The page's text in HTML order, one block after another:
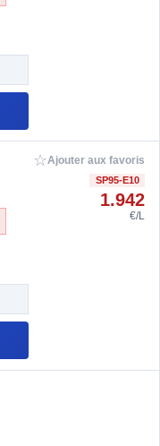
☆Ajouter aux favoris
SP95-E10
1.942
€/L